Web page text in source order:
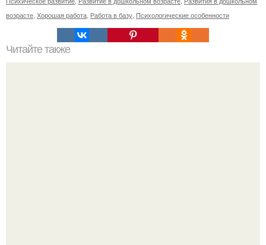
возрасте Хорошая работа Работа в базу Психологические особенности
Читайте также